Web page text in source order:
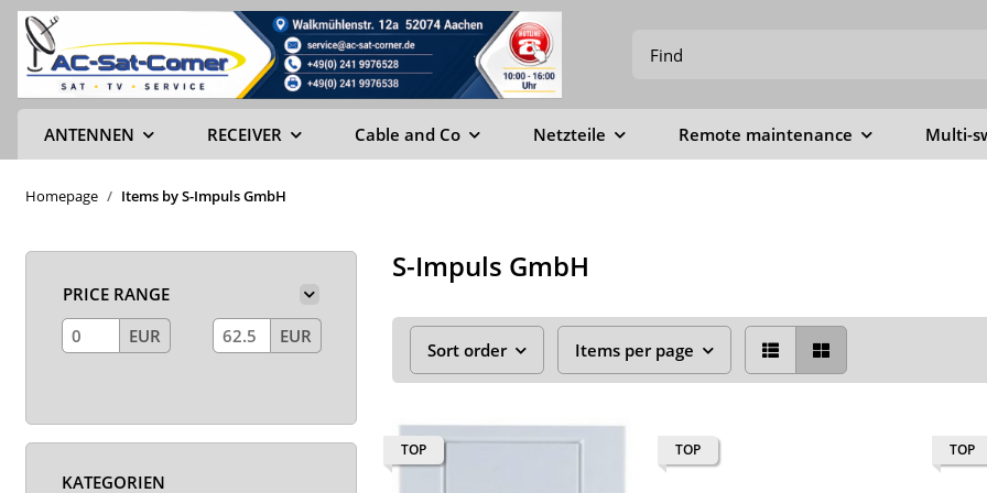
ANTENNEN RECEIVER Cable and Co Netzteile Remote maintenance Multi-
Homepage Items by S-Impuls GmbH
S-Impuls GmbH
Sort order Items per page
TOP TOP TOP
PRICE RANGE
EUR
EUR
KATEGORIEN